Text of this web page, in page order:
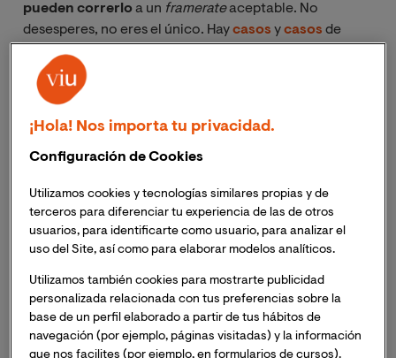
pueden correrloa un framerateaceptable. No
desesperes, no eres el único. Haycasos ycasos de
juegos AAA incontestablemente exquisitos cuya
reputación se fue al traste por motivos de índole
técnica. En esas ocasiones, el entuerto se suele
muy eficaz o rápido que lleguen,
El dicho “la primera impresión es lo que cuenta” aplica
desafortunados lanzamientos a principios de la
presente generación,
optimizar juegos pasó a ser una
fase más prioritaria para las desarrolladoras
día. Antes de adentrarnos en qué hacen los estudios
para mejorar el rendimiento de sus inminentes
lanzamientos, veamos qué podemos hacer para paliar
estos problemas desde el comienzo de su desarrollo.
¡Hola! Nos importa tu privacidad.
Configuración de Cookies
Utilizamos cookies y tecnologías similares propias y de
terceros para diferenciar tu experiencia de las de otros
usuarios, para identificarte como usuario, para analizar el
uso del Site, así como para elaborar modelos analíticos.
Utilizamos también cookies para mostrarte publicidad
personalizada relacionada con tus preferencias sobre la
base de un perfil elaborado a partir de tus hábitos de
navegación (por ejemplo, páginas visitadas) y la información
que nos facilites (por ejemplo, en formularios de cursos).